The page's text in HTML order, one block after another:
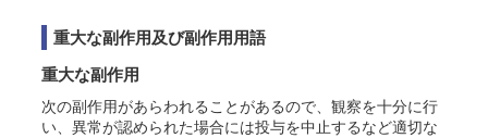
重大な副作用及び副作用用語
重大な副作用
次の副作用があらわれることがあるので、観察を十分に行
い、異常が認められた場合には投与を中止するなど適切な